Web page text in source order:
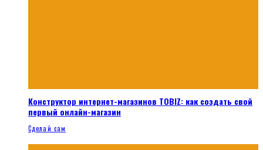
Конструктор интернет-магазинов TOBIZ: как создать свой
первый онлайн-магазин
Сделай сам